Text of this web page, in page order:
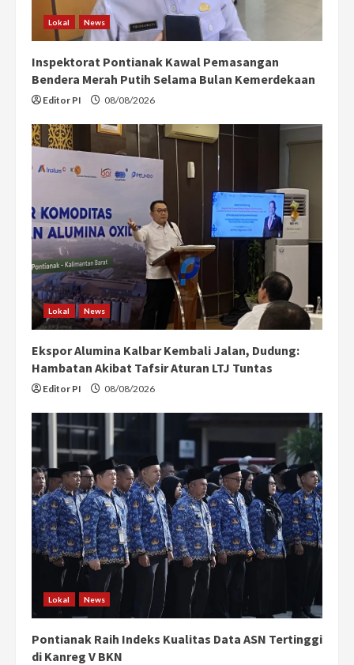
Lokal News
Inspektorat Pontianak Kawal Pemasangan
Bendera Merah Putih Selama Bulan Kemerdekaan
Editor PI 08/08/2026
Lokal News
Ekspor Alumina Kalbar Kembali Jalan, Dudung:
Hambatan Akibat Tafsir Aturan LTJ Tuntas
Editor PI 08/08/2026
Lokal News
Pontianak Raih Indeks Kualitas Data ASN Tertinggi
di Kanreg V BKN